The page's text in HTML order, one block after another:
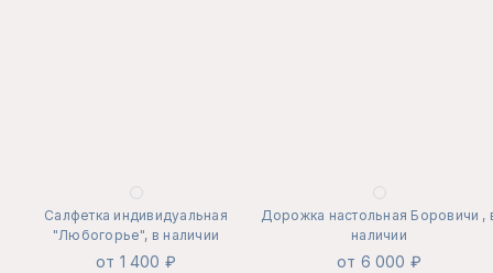
Салфетка индивидуальная
"Любогорье", в наличии
от 1 400 ₽
Дорожка настольная Боровичи ,
наличии
от 6 000 ₽